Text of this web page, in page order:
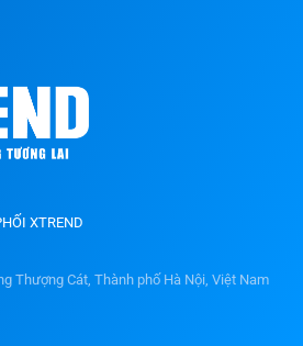
XTREND
Thượng Cát, Thành phố Hà Nội, Việt Nam